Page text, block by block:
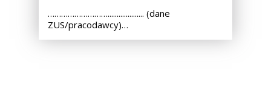
……………………….................... (dane
ZUS/pracodawcy)…